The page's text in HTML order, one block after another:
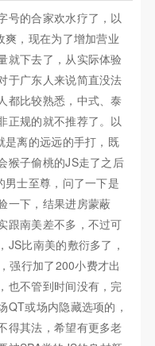
号的合家欢水疗了，以
，现在为了增加营业
就下去了，从实际体验
于广东人来说简直没法
都比较熟悉，中式、泰
正规的就不推荐了。以
是离的远远的手打，既
猴子偷桃的JS走了之后
士至尊，问了一下是
一下，结果进房蒙蔽
跟南美差不多，不过可
JS比南美的敷衍多了，
强行加了200小费才出
也不管到时间没有，完
QT或场内隐藏选项的，
得其法，希望有更多老